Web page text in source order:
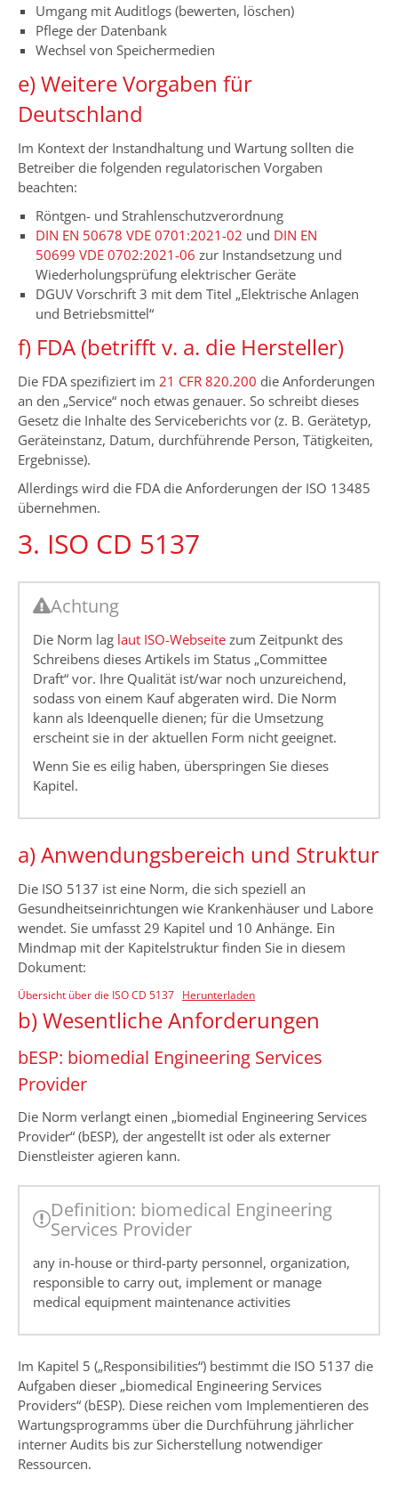
Umgang mit Auditlogs (bewerten, löschen)
Pflege der Datenbank
Wechsel von Speichermedien
e) Weitere Vorgaben für
Deutschland
Im Kontext der Instandhaltung und Wartung sollten die
Betreiber die folgenden regulatorischen Vorgaben
beachten:
Röntgen- und Strahlenschutzverordnung
DIN EN 50678 VDE 0701:2021-02 und DIN EN
50699 VDE 0702:2021-06 zur Instandsetzung und
Wiederholungsprüfung elektrischer Geräte
DGUV Vorschrift 3 mit dem Titel „Elektrische Anlagen
und Betriebsmittel“
f) FDA (betrifft v. a. die Hersteller)
Die FDA spezifiziert im 21 CFR 820.200 die Anforderungen
an den „Service“ noch etwas genauer. So schreibt dieses
Gesetz die Inhalte des Serviceberichts vor (z. B. Gerätetyp,
Geräteinstanz, Datum, durchführende Person, Tätigkeiten,
Ergebnisse).
Allerdings wird die FDA die Anforderungen der ISO 13485
übernehmen.
3. ISO CD 5137
Achtung
Die Norm lag laut ISO-Webseite zum Zeitpunkt des
Schreibens dieses Artikels im Status „Committee
Draft“ vor. Ihre Qualität ist/war noch unzureichend,
sodass von einem Kauf abgeraten wird. Die Norm
kann als Ideenquelle dienen; für die Umsetzung
erscheint sie in der aktuellen Form nicht geeignet.
Wenn Sie es eilig haben, überspringen Sie dieses
Kapitel.
a) Anwendungsbereich und Struktur
Die ISO 5137 ist eine Norm, die sich speziell an
Gesundheitseinrichtungen wie Krankenhäuser und Labore
wendet. Sie umfasst 29 Kapitel und 10 Anhänge. Ein
Mindmap mit der Kapitelstruktur finden Sie in diesem
Dokument:
Übersicht über die ISO CD 5137 Herunterladen
b) Wesentliche Anforderungen
bESP: biomedial Engineering Services
Provider
Die Norm verlangt einen „biomedial Engineering Services
Provider“ (bESP), der angestellt ist oder als externer
Dienstleister agieren kann.
Definition: biomedical Engineering
Services Provider
any in-house or third-party personnel, organization,
responsible to carry out, implement or manage
medical equipment maintenance activities
Im Kapitel 5 („Responsibilities“) bestimmt die ISO 5137 die
Aufgaben dieser „biomedical Engineering Services
Providers“ (bESP). Diese reichen vom Implementieren des
Wartungsprogramms über die Durchführung jährlicher
interner Audits bis zur Sicherstellung notwendiger
Ressourcen.